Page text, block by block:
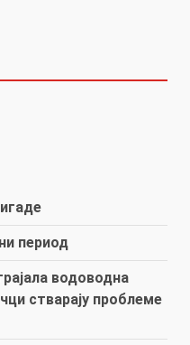
период
водоводна
стварају проблеме